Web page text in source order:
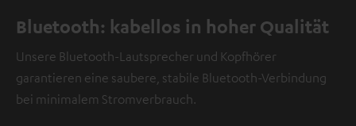
Bluetooth: kabellos in hoher Qualität
Unsere Bluetooth-Lautsprecher und Kopfhörer
garantieren eine saubere, stabile Bluetooth-Verbindung
bei minimalem Stromverbrauch.